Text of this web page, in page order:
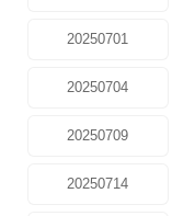
20250701
20250704
20250709
20250714